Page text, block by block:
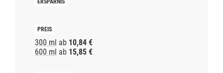
300 ml ab 10,84 €
600 ml ab 15,85 €